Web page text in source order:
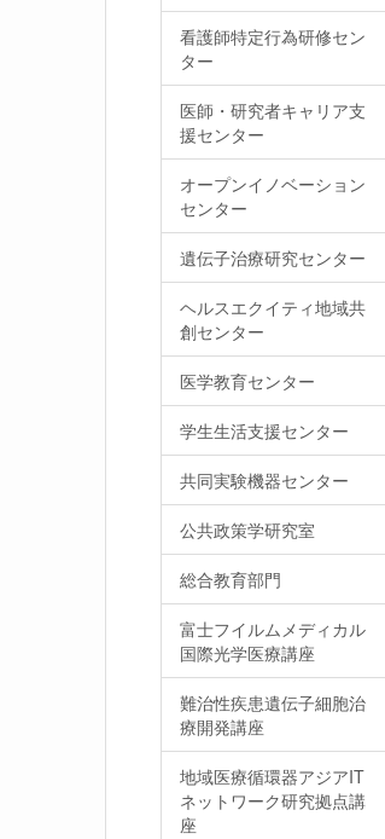
看護師特定行為研修セン
ター
医師・研究者キャリア支
援センター
オープンイノベーション
センター
遺伝子治療研究センター
ヘルスエクイティ地域共
創センター
医学教育センター
学生生活支援センター
共同実験機器センター
公共政策学研究室
総合教育部門
富士フイルムメディカル
国際光学医療講座
難治性疾患遺伝子細胞治
療開発講座
地域医療循環器アジアIT
ネットワーク研究拠点講
座